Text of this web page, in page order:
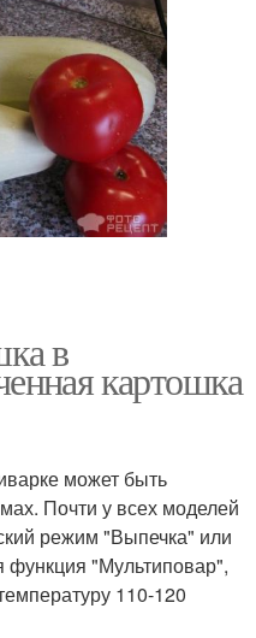
в
картошка
может быть
Почти у всех моделей
режим "Выпечка" или
функция "Мультиповар",
110-120